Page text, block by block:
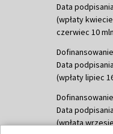
Data
(wpłaty
czerwiec 10
Data
(wpłaty lipiec
Data
(wpłata